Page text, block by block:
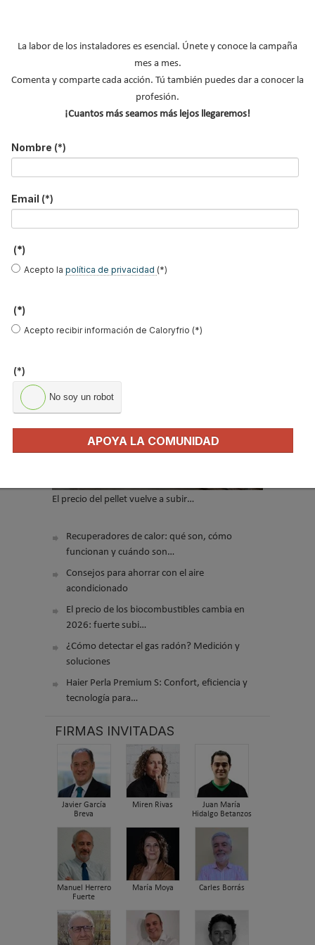
Y RECIBE EN TU EMAIL TODA LA
ACTUALIDAD DEL SECTOR
Email *
*
Acepto lapolítica de privacidad.
*
Enviar
LO MÁS VISTO
El precio del pellet vuelve a subir…
Recuperadores de calor: qué son, cómo
funcionan y cuándo son…
Consejos para ahorrar con el aire
acondicionado
El precio de los biocombustibles cambia en
2026: fuerte subi…
¿Cómo detectar el gas radón? Medición y
soluciones
Haier Perla Premium S: Confort, eficiencia y
tecnología para…
FIRMAS INVITADAS
Javier García
Breva
Miren Rivas
Juan María
Hidalgo Betanzos
Manuel Herrero
Fuerte
María Moya Carles Borrás
La labor de los instaladores es esencial. Únete y conoce la campaña
mes a mes.
Comenta y comparte cada acción. Tú también puedes dar a conocer la
profesión.
¡Cuantos más seamos más lejos llegaremos!
Nombre (*)
Email (*)
(*)
Acepto la política de privacidad (*)
(*)
Acepto recibir información de Caloryfrio (*)
(*)
No soy un robot
APOYA LA COMUNIDAD